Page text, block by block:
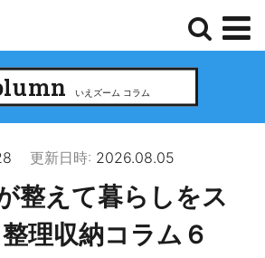
ュ
いえズーム コラム
更新日時: 2026.08.05
整えて暮らしをス
理収納コラム６